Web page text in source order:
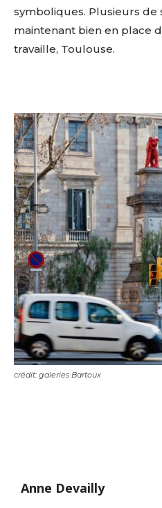
symboliques. Plusieurs
maintenant bien en place
travaille, Toulouse.
crédit: galeries Bartoux
Anne Devailly